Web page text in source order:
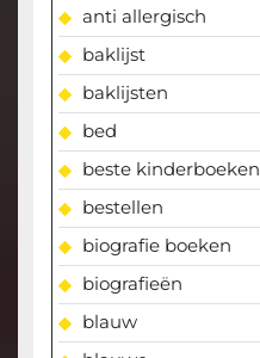
anti allergisch
baklijst
baklijsten
bed
beste kinderboeken
bestellen
biografie boeken
biografieën
blauw